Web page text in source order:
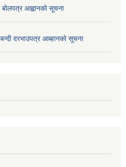
बोलपत्र आह्वानको सूचना
दरभाउपत्र आब्हानको सूचना